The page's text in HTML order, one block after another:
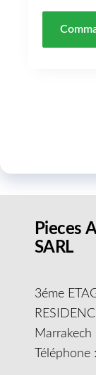
Pieces
SARL
3éme
Marrakech
Téléphone :